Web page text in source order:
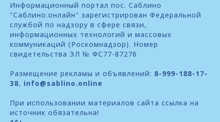
Информационный портал пос. Саблино
"Саблино.онлайн" зарегистрирован Федеральной
службой по надзору в сфере связи,
информационных технологий и массовых
коммуникаций (Роскомнадзор). Номер
свидетельства ЭЛ № ФС77-87276
Размещение рекламы и объявлений: 8-999-188-17-
38, info@sablino.online
При использовании материалов сайта ссылка на
источник обязательна!